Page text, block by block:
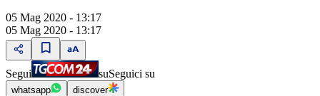
05 Mag 2020 - 13:17
05 Mag 2020 - 13:17
Segui suSeguici su
whatsapp discover